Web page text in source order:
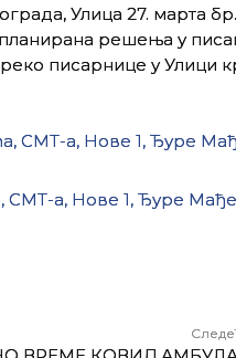
Улица 27. марта
решења у
писарнице у Улици
СМТ-а, Нове 1, Ђуре
СМТ-а, Нове 1, Ђуре